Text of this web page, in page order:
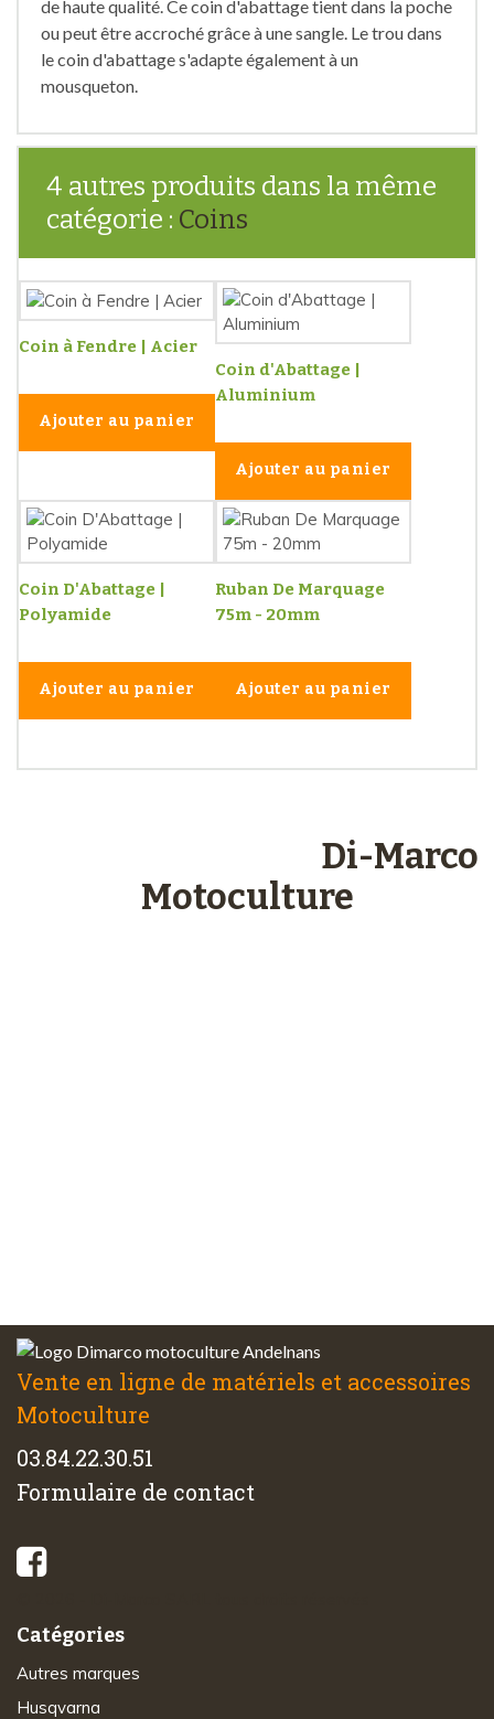
de haute qualité. Ce coin d'abattage tient dans la poche
ou peut être accroché grâce à une sangle. Le trou dans
le coin d'abattage s'adapte également à un
mousqueton.
4 autres produits dans la même
catégorie :
Coins
Coin à Fendre | Acier
Ajouter au panier
Coin d'Abattage |
Aluminium
Ajouter au panier
Coin D'Abattage |
Polyamide
Ajouter au panier
Ruban De Marquage
75m - 20mm
Ajouter au panier
Di-Marco
Motoculture
Vente en ligne de matériels et accessoires
Motoculture
03.84.22.30.51
Formulaire de contact
Catégories
Autres marques
Husqvarna